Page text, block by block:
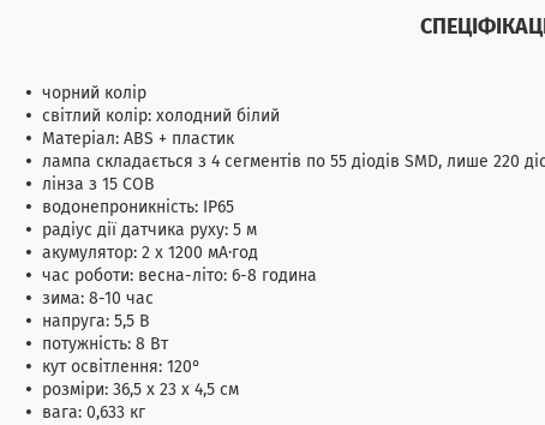
чорний колір
світлий колір: холодний білий
Матеріал: ABS + пластик
лампа складається з 4 сегментів по 55 діодів SMD, лише 220
лінза з 15 COB
водонепроникність: IP65
радіус дії датчика руху: 5 м
акумулятор: 2 х 1200 мА·год
час роботи: весна-літо: 6-8 година
зима: 8-10 час
напруга: 5,5 В
потужність: 8 Вт
кут освітлення: 120°
розміри: 36,5 х 23 х 4,5 см
вага: 0,633 кг